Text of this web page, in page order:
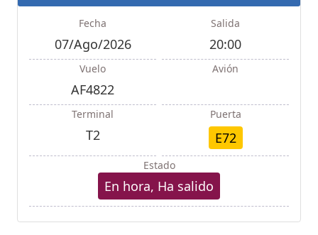
Fecha
07/Ago/2026
Salida
20:00
Vuelo
AF4822
Avión
Terminal
T2
Puerta
E72
Estado
En hora, Ha salido